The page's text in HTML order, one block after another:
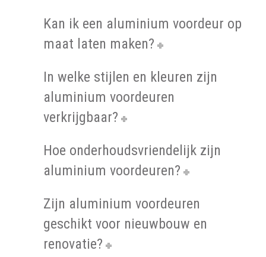
Kan ik een aluminium voordeur op
maat laten maken?
In welke stijlen en kleuren zijn
aluminium voordeuren
verkrijgbaar?
Hoe onderhoudsvriendelijk zijn
aluminium voordeuren?
Zijn aluminium voordeuren
geschikt voor nieuwbouw en
renovatie?